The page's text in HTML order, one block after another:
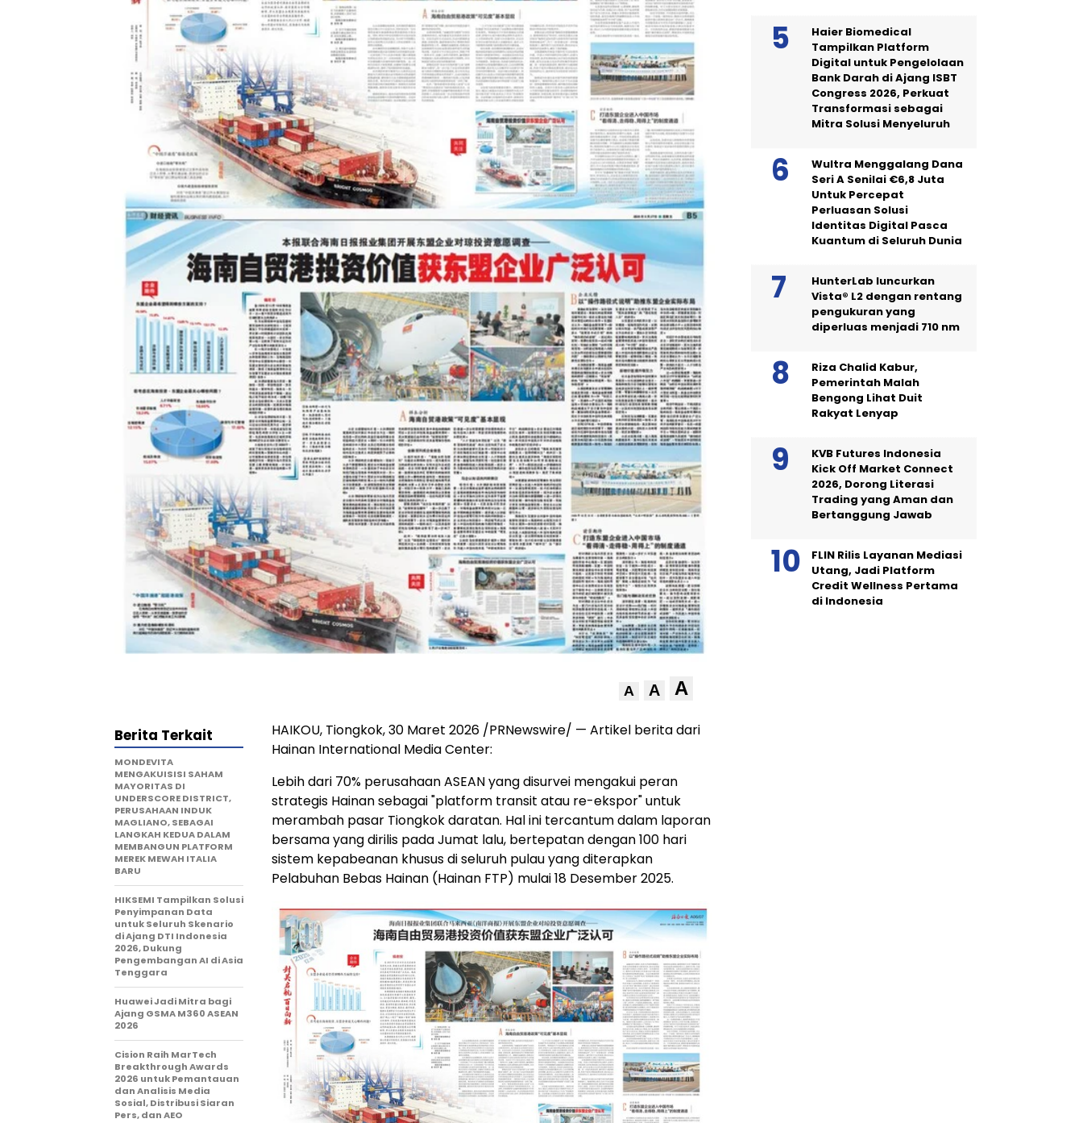
A A A
HAIKOU, Tiongkok,30 Maret 2026 /PRNewswire/ — Artikel berita dari
Hainan International Media Center:
Lebih dari 70% perusahaan ASEAN yang disurvei mengakui peran
strategis Hainan sebagai "platform transit atau re-ekspor" untuk
merambah pasar Tiongkok daratan. Hal ini tercantum dalam laporan
bersama yang dirilis pada Jumat lalu, bertepatan dengan 100 hari
sistem kepabeanan khusus di seluruh pulau yang diterapkan
Pelabuhan Bebas Hainan (Hainan FTP) mulai 18 Desember 2025.
Berita Terkait
MONDEVITA
MENGAKUISISI SAHAM
MAYORITAS DI
UNDERSCORE DISTRICT,
PERUSAHAAN INDUK
MAGLIANO, SEBAGAI
LANGKAH KEDUA DALAM
MEMBANGUN PLATFORM
MEREK MEWAH ITALIA
BARU
HIKSEMI Tampilkan Solusi
Penyimpanan Data
untuk Seluruh Skenario
di Ajang DTI Indonesia
2026, Dukung
Pengembangan AI di Asia
Tenggara
Huawei Jadi Mitra bagi
Ajang GSMA M360 ASEAN
2026
Cision Raih MarTech
Breakthrough Awards
2026 untuk Pemantauan
dan Analisis Media
Sosial, Distribusi Siaran
Pers, dan AEO
Haier Biomedical
Tampilkan Platform
Digital untuk Pengelolaan
Bank Darah di Ajang ISBT
Congress 2026, Perkuat
Transformasi sebagai
Mitra Solusi Menyeluruh
Wultra Menggalang Dana
Seri A Senilai €6,8 Juta
Untuk Percepat
Perluasan Solusi
Identitas Digital Pasca
Kuantum di Seluruh Dunia
HunterLab luncurkan
Vista® L2 dengan rentang
pengukuran yang
diperluas menjadi 710 nm
Riza Chalid Kabur,
Pemerintah Malah
Bengong Lihat Duit
Rakyat Lenyap
KVB Futures Indonesia
Kick Off Market Connect
2026, Dorong Literasi
Trading yang Aman dan
Bertanggung Jawab
FLIN Rilis Layanan Mediasi
Utang, Jadi Platform
Credit Wellness Pertama
di Indonesia